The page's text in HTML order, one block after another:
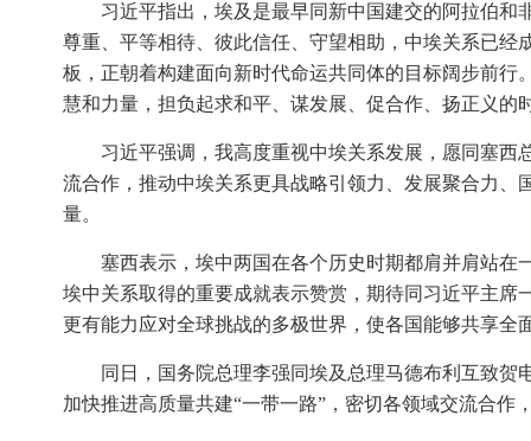
习近平指出，埃及是最早同新中国建交的阿拉伯
尊重、平等相待、彼此信任、守望相助，中埃关系已
板，正朝着构建面向新时代命运共同体的目标阔步前
慧和力量，担负起求和平、谋发展、促合作、扬正义
习近平强调，我高度重视中埃关系发展，愿同塞
流合作，推动中埃关系更具战略引领力、发展聚合力
量。
塞西表示，埃中两国在各个历史时期都肩并肩站在
埃中关系取得的重要成就表示赞赏，期待同习近平主
更有能力应对全球挑战的多极世界，使各国能够共享全
同日，国务院总理李强同埃及总理马德布利互致
加快推进高质量共建“一带一路”，密切各领域交流合